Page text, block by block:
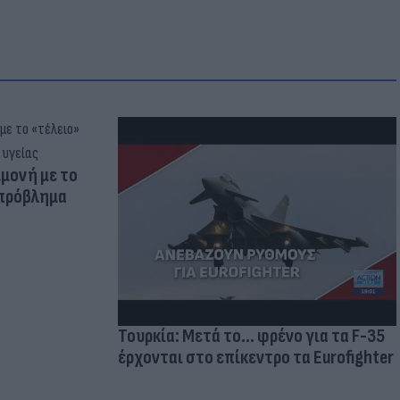
με το
Τουρκία: Μετά το... φρένο για τα F-35
έρχονται στο επίκεντρο τα Eurofighter